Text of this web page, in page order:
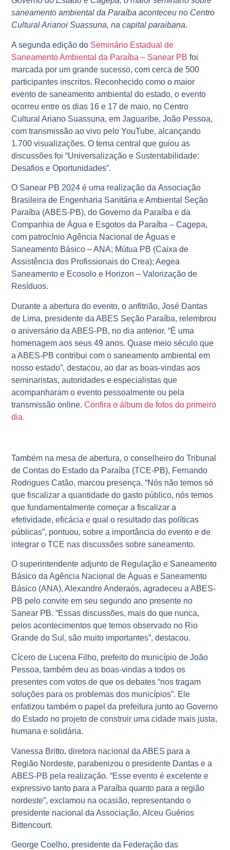
saneamento ambiental da Paraíba aconteceu no Centro
Cultural Arianoi Suassuna, na capital paraibana.
A segunda edição do Seminário Estadual de
Saneamento Ambiental da Paraíba – Sanear PB foi
marcada por um grande sucesso, com cerca de 500
participantes inscritos. Reconhecido como o maior
evento de saneamento ambiental do estado, o evento
ocorreu entre os dias 16 e 17 de maio, no Centro
Cultural Ariano Suassuna, em Jaguaribe, João Pessoa,
com transmissão ao vivo pelo YouTube, alcançando
1.700 visualizações. O tema central que guiou as
discussões foi “Universalização e Sustentabilidade:
Desafios e Oportunidades”.
O Sanear PB 2024 é uma realização da Associação
Brasileira de Engenharia Sanitária e Ambiental Seção
Paraíba (ABES-PB), do Governo da Paraíba e da
Companhia de Água e Esgotos da Paraíba – Cagepa,
com patrocínio Agência Nacional de Águas e
Saneamento Básico – ANA; Mútua PB (Caixa de
Assistência dos Profissionais do Crea); Aegea
Saneamento e Ecosolo e Horizon – Valorização de
Resíduos.
Durante a abertura do evento, o anfitrião, José Dantas
de Lima, presidente da ABES Seção Paraíba, relembrou
o aniversário da ABES-PB, no dia anterior. “É uma
homenagem aos seus 49 anos. Quase meio século que
a ABES-PB contribui com o saneamento ambiental em
nosso estado”, destacou, ao dar as boas-vindas aos
seminaristas, autoridades e especialistas que
acompanharam o evento pessoalmente ou pela
transmissão online.Confira o álbum de fotos do primeiro
dia.
Também na mesa de abertura, o conselheiro do Tribunal
de Contas do Estado da Paraíba (TCE-PB), Fernando
Rodrigues Catão, marcou presença. “Nós não temos só
que fiscalizar a quantidade do gasto público, nós temos
que fundamentalmente começar a fiscalizar a
efetividade, eficácia e qual o resultado das políticas
públicas”, pontuou, sobre a importância do evento e de
integrar o TCE nas discussões sobre saneamento.
O superintendente adjunto de Regulação e Saneamento
Básico da Agência Nacional de Águas e Saneamento
Básico (ANA), Alexandre Anderaós, agradeceu a ABES-
PB pelo convite em seu segundo ano presente no
Sanear PB. “Essas discussões, mais do que nunca,
pelos acontecimentos que temos observado no Rio
Grande do Sul, são muito importantes”, destacou.
Cícero de Lucena Filho, prefeito do município de João
Pessoa, também deu as boas-vindas a todos os
presentes com votos de que os debates “nos tragam
soluções para os problemas dos municípios”. Ele
enfatizou também o papel da prefeitura junto ao Governo
do Estado no projeto de construir uma cidade mais justa,
humana e solidária.
Vanessa Britto, diretora nacional da ABES para a
Região Nordeste, parabenizou o presidente Dantas e a
ABES-PB pela realização. “Esse evento é excelente e
expressivo tanto para a Paraíba quanto para a região
nordeste”, exclamou na ocasião, representando o
presidente nacional da Associação, Alceu Guérios
Bittencourt.
George Coelho, presidente da Federação das